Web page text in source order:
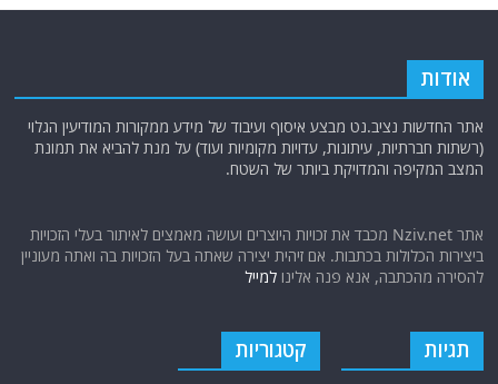
והתשובה הטכנולוגית של מערכת הביטחון
בבינה מלאכותית במבחנים
חופשיים לבחור: הדרכון הישראלי שובר שיאים ומגיע לטופ 20 העולמי
מעוורים את המערב בסנטימטר: ההשלכות הביטחוניות של פס הייצור ללוויינים
בסין
אתר החדשות נציב.נט מבצע איסוף ועיבוד של מידע ממקורות המודיעין הגלוי